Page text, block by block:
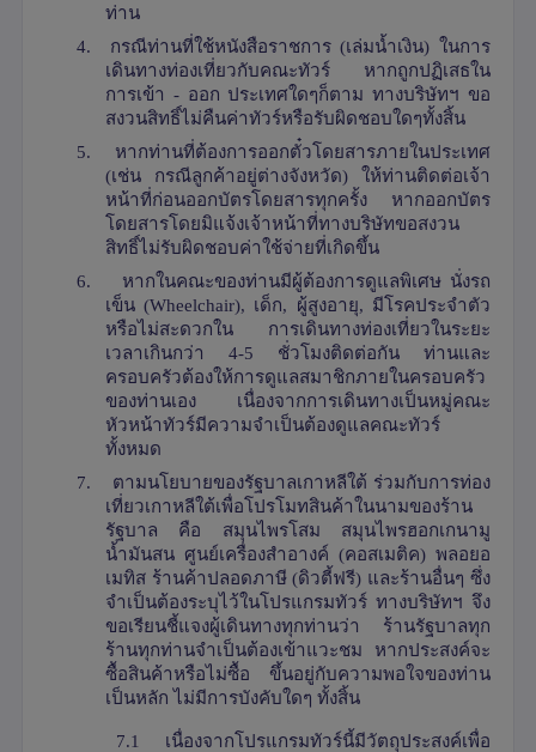
ท่าน
4.
กรณีท่านที่ใช้หนังสือราชการ (เล่มน้ำเงิน) ในการ
เดินทางท่องเที่ยวกับคณะทัวร์ หากถูกปฏิเสธใน
การเข้า - ออก ประเทศใดๆก็ตาม ทางบริษัทฯ ขอ
สงวนสิทธิ์ไม่คืนค่าทัวร์หรือรับผิดชอบใดๆทั้งสิ้น
5.
หากท่านที่ต้องการออกตั๋วโดยสารภายในประเทศ
(เช่น กรณีลูกค้าอยู่ต่างจังหวัด) ให้ท่านติดต่อเจ้า
หน้าที่ก่อนออกบัตรโดยสารทุกครั้ง หากออกบัตร
โดยสารโดยมิแจ้งเจ้าหน้าที่ทางบริษัทขอสงวน
สิทธิ์ไม่รับผิดชอบค่าใช้จ่ายที่เกิดขึ้น
6.
หากในคณะของท่านมีผู้ต้องการดูแลพิเศษ นั่งรถ
เข็น (Wheelchair), เด็ก, ผู้สูงอายุ, มีโรคประจำตัว
หรือไม่สะดวกใน การเดินทางท่องเที่ยวในระยะ
เวลาเกินกว่า 4-5 ชั่วโมงติดต่อกัน ท่านและ
ครอบครัวต้องให้การดูแลสมาชิกภายในครอบครัว
ของท่านเอง เนื่องจากการเดินทางเป็นหมู่คณะ
หัวหน้าทัวร์มีความจำเป็นต้องดูแลคณะทัวร์
ทั้งหมด
7.
ตามนโยบายของรัฐบาลเกาหลีใต้ ร่วมกับการท่อง
เที่ยวเกาหลีใต้เพื่อโปรโมทสินค้าในนามของร้าน
รัฐบาล คือ สมุนไพรโสม สมุนไพรฮอกเกนามู
น้ำมันสน ศูนย์เครื่องสำอางค์ (คอสเมติค) พลอยอ
เมทิส ร้านค้าปลอดภาษี (ดิวตี้ฟรี) และร้านอื่นๆ ซึ่ง
จำเป็นต้องระบุไว้ในโปรแกรมทัวร์ ทางบริษัทฯ จึง
ขอเรียนชี้แจงผู้เดินทางทุกท่านว่า ร้านรัฐบาลทุก
ร้านทุกท่านจำเป็นต้องเข้าแวะชม หากประสงค์จะ
ซื้อสินค้าหรือไม่ซื้อ ขึ้นอยู่กับความพอใจของท่าน
เป็นหลัก ไม่มีการบังคับใดๆ ทั้งสิ้น
7.1
เนื่องจากโปรแกรมทัวร์นี้มีวัตถุประสงค์เพื่อ